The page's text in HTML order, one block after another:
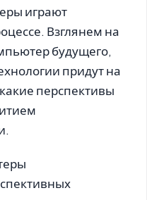
играют
Взглянем на
будущего,
придут на
перспективы